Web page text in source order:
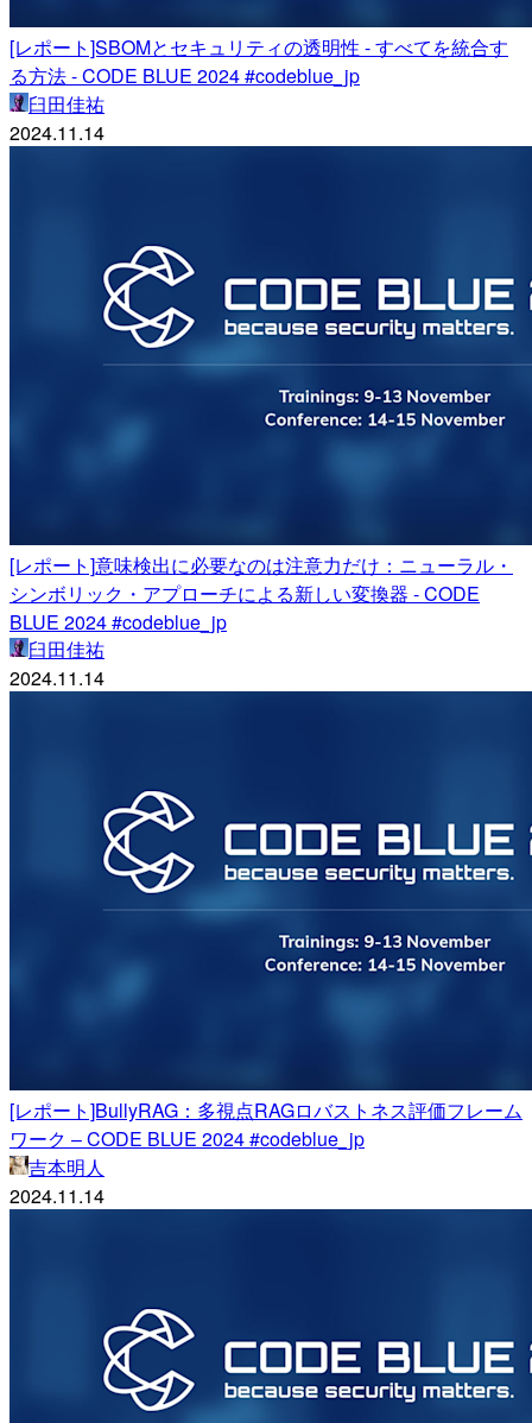
[レポート]SBOMとセキュリティの透明性 - すべてを統合す
る方法 - CODE BLUE 2024 #codeblue_jp
臼田佳祐
2024.11.14
[レポート]意味検出に必要なのは注意力だけ：ニューラル・
シンボリック・アプローチによる新しい変換器 - CODE
BLUE 2024 #codeblue_jp
臼田佳祐
2024.11.14
[レポート]BullyRAG：多視点RAGロバストネス評価フレーム
ワーク – CODE BLUE 2024 #codeblue_jp
吉本明人
2024.11.14